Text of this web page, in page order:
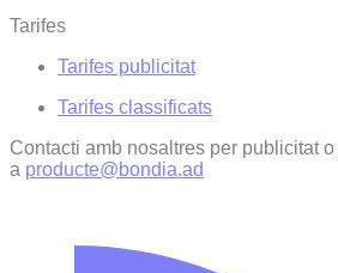
Tarifes
Tarifes publicitat
Tarifes classificats
Contacti amb nosaltres per publicitat
a producte@bondia.ad